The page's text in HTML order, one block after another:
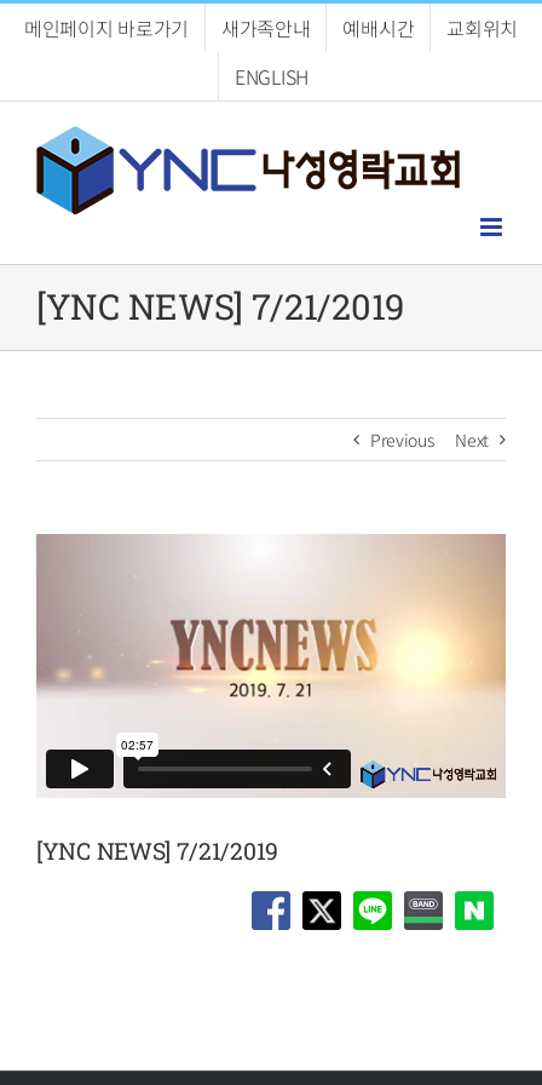
메인페이지 바로가기 새가족안내 예배시간
교회위치
ENGLISH
[YNC NEWS] 7/21/2019
Previous Next
[YNC NEWS] 7/21/2019